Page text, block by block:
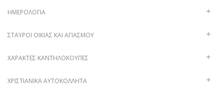
ΗΜΕΡΟΛΌΓΙΑ
ΣΤΑΥΡΟΊ ΟΙΚΊΑΣ ΚΑΙ ΑΓΙΑΣΜΟΎ
ΧΑΡΑΚΤΈΣ ΚΑΝΤΗΛΌΚΟΥΠΕΣ
ΧΡΙΣΤΙΑΝΙΚΆ ΑΥΤΟΚΌΛΛΗΤΑ